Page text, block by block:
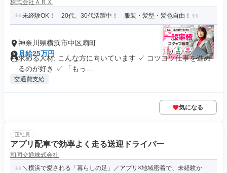
株式会社ＡＲＸ
未経験OK！ 20代、30代活躍中！ 服装・髪型・髪色自由！
神奈川県横浜市中区扇町
月給25万円
求める人材: こんな方に向いています ✓ コツコツ仕事を進め
るのが好き ✓ 「もっ...
交通費支給
気になる
正社員
アプリ配車で効率よく走る送迎ドライバー
和同交通株式会社
＼横浜で愛される「暮らしの足」／アプリ×地域密着で、未経験か